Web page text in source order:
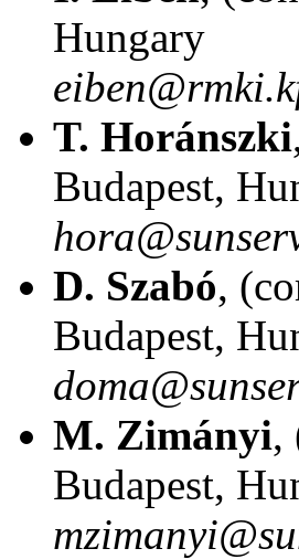
Hungary
T. Horánszki
Budapest,
D. Szabó,
Budapest,
M. Zimányi,
Budapest,